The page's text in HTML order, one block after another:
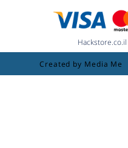
Created by Media Me